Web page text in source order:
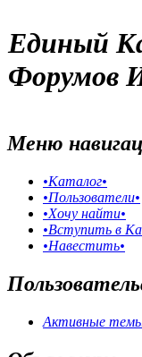
Единый
Форумов
Меню
•Каталог•
•Пользователи•
•Хочу найти•
•Вступить в
•Навестить•
Активные